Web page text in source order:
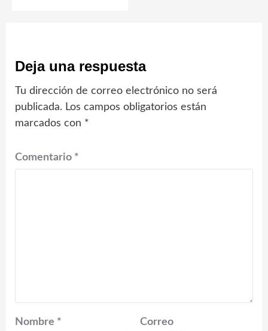
Deja una respuesta
Tu dirección de correo electrónico no será
publicada. Los campos obligatorios están
marcados con *
Comentario *
Nombre *
Correo